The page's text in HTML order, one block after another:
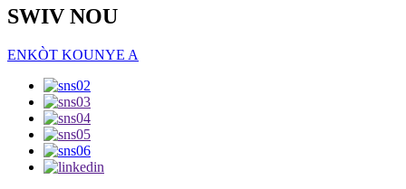
SWIV NOU
ENKÒT KOUNYE A